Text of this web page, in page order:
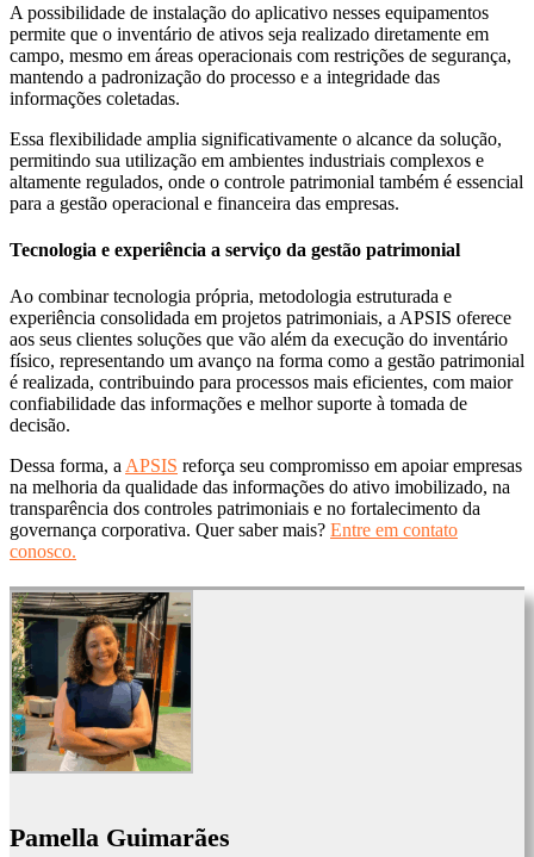
A possibilidade de instalação do aplicativo nesses equipamentos
permite que o inventário de ativos seja realizado diretamente em
campo, mesmo em áreas operacionais com restrições de segurança,
mantendo a padronização do processo e a integridade das
informações coletadas.
Essa flexibilidade amplia significativamente o alcance da solução,
permitindo sua utilização em ambientes industriais complexos e
altamente regulados, onde o controle patrimonial também é essencial
para a gestão operacional e financeira das empresas.
Tecnologia e experiência a serviço da gestão patrimonial
Ao combinar tecnologia própria, metodologia estruturada e
experiência consolidada em projetos patrimoniais, a APSIS oferece
aos seus clientes soluções que vão além da execução do inventário
físico, representando um avanço na forma como a gestão patrimonial
é realizada, contribuindo para processos mais eficientes, com maior
confiabilidade das informações e melhor suporte à tomada de
decisão.
Dessa forma, a APSIS reforça seu compromisso em apoiar empresas
na melhoria da qualidade das informações do ativo imobilizado, na
transparência dos controles patrimoniais e no fortalecimento da
governança corporativa. Quer saber mais? Entre em contato
conosco.
Pamella Guimarães